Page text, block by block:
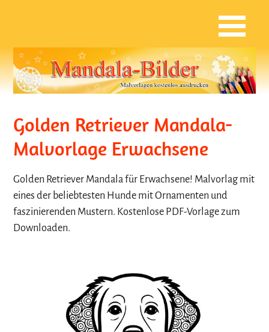
Golden Retriever Mandala-
Malvorlage Erwachsene
Golden Retriever Mandala für Erwachsene! Malvorlag mit
eines der beliebtesten Hunde mit Ornamenten und
faszinierenden Mustern. Kostenlose PDF-Vorlage zum
Downloaden.